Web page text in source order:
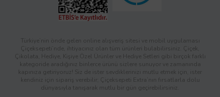
Türkiye’nin önde gelen online alışveriş sitesi ve mobil uygulaması
Çiçeksepeti’nde, ihtiyacınız olan tüm ürünleri bulabilirsiniz. Çiçek,
Çikolata, Hediye, Kişiye Özel Ürünler ve Hediye Setleri gibi birçok farklı
kategoride aradığınız binlerce ürünü sizlere sunuyor ve zamanında
kapınıza getiriyoruz! Siz de ister sevdiklerinizi mutlu etmek için, ister
kendiniz için sipariş verebilir; Çiçeksepeti Extra’nın fırsatlarla dolu
dünyasıyla tanışarak mutlu bir gün geçirebilirsiniz.